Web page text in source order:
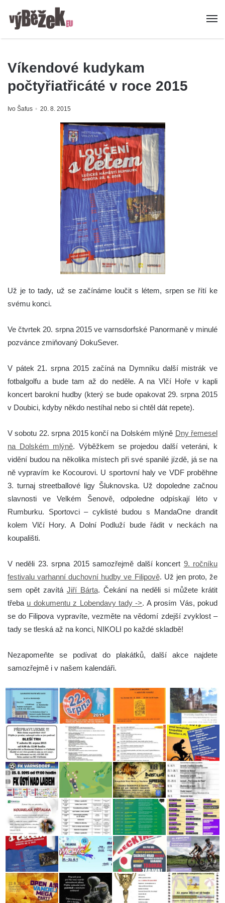
Víkendové kudykam
počtyřiatřicáté v roce 2015
Ivo Šafus 20. 8. 2015
Už je to tady, už se začínáme loučit s létem, srpen se řítí ke
svému konci.
Ve čtvrtek 20. srpna 2015 ve varnsdorfské Panormaně v minulé
pozvánce zmiňovaný DokuSever.
V pátek 21. srpna 2015 začíná na Dymníku další mistrák ve
fotbalgolfu a bude tam až do neděle. A na Vlčí Hoře v kapli
koncert barokní hudby (který se bude opakovat 29. srpna 2015
v Doubici, kdyby někdo nestíhal nebo si chtěl dát repete).
V sobotu 22. srpna 2015 končí na Dolském mlýně Dny řemesel
na Dolském mlýně. Výběžkem se projedou další veteráni, k
vidění budou na několika místech při své spanilé jízdě, já se na
ně vypravím ke Kocourovi. U sportovní haly ve VDF proběhne
3. turnaj streetballové ligy Šluknovska. Už dopoledne začnou
slavnosti ve Velkém Šenově, odpoledne odpískají léto v
Rumburku. Sportovci – cyklisté budou s MandaOne drandit
kolem Vlčí Hory. A Dolní Podluží bude řádit v neckách na
koupališti.
V neděli 23. srpna 2015 samozřejmě další koncert 9. ročníku
festivalu varhanní duchovní hudby ve Filipově. Už jen proto, že
sem opět zavítá Jiří Bárta. Čekání na neděli si můžete krátit
třeba u dokumentu z Lobendavy tady ->. A prosím Vás, pokud
se do Filipova vypravíte, vezměte na vědomí zdejší zvyklost –
tady se tleská až na konci, NIKOLI po každé skladbě!
Nezapomeňte se podívat do plakátků, další akce najdete
samozřejmě i v našem kalendáři.